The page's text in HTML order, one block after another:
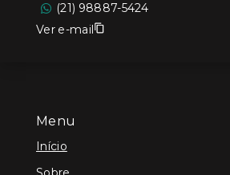
Menu
Início
(21) 98887-5424
Ver e-mail